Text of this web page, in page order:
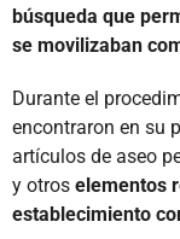
búsqueda que
se movilizaban
Durante el
encontraron en su
artículos de aseo
y otros elementos
establecimiento